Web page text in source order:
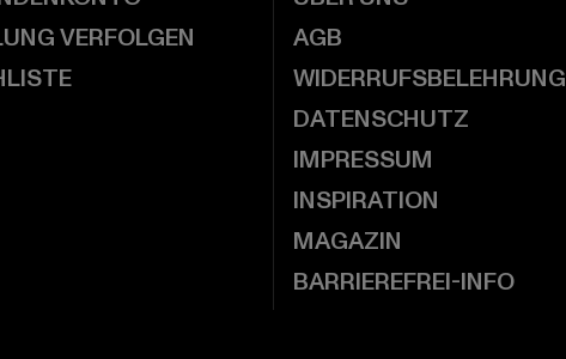
VERFOLGEN
AGB
WIDERRUFSBELEHRUNG
DATENSCHUTZ
IMPRESSUM
INSPIRATION
MAGAZIN
BARRIEREFREI-INFO